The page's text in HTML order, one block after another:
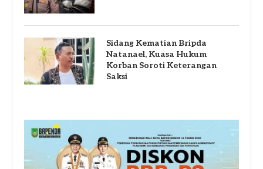
Sidang Kematian Bripda
Natanael, Kuasa Hukum
Korban Soroti Keterangan
Saksi